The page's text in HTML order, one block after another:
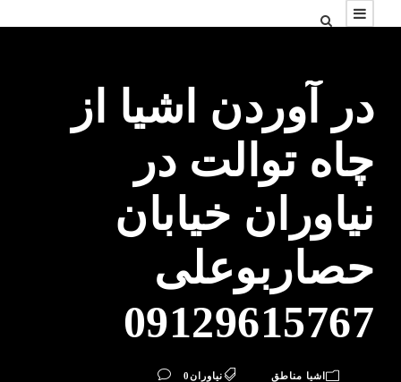
در آوردن اشیا از
چاه توالت در
نیاوران خیابان
حصاربوعلی
09129615767
اشیا مناطق نیاوران0